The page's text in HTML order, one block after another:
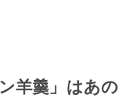
羊羹」はあの